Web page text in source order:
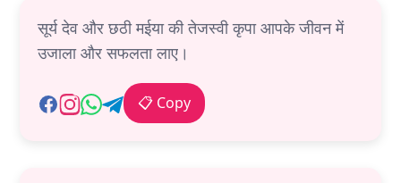
सूर्य देव और छठी मईया की तेजस्वी कृपा आपके जीवन में
उजाला और सफलता लाए।
📋 Copy